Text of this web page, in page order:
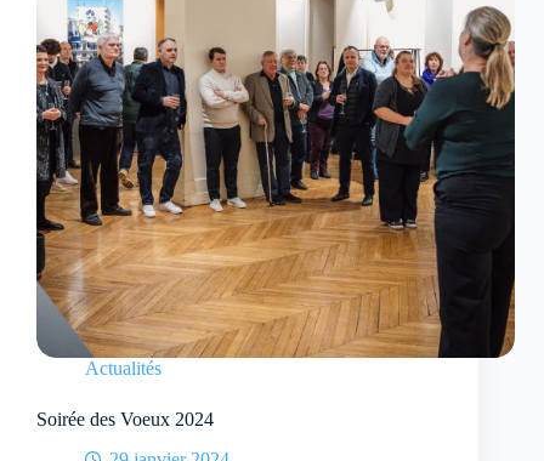
Actualités
Soirée des Voeux 2024